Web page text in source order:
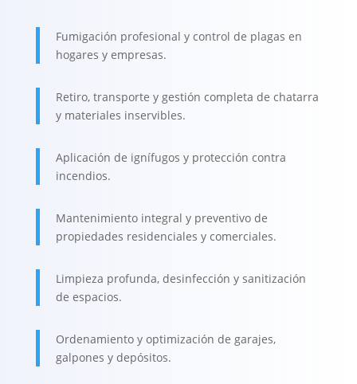
Fumigación profesional y control de plagas en
hogares y empresas.
Retiro, transporte y gestión completa de chatarra
y materiales inservibles.
Aplicación de ignífugos y protección contra
incendios.
Mantenimiento integral y preventivo de
propiedades residenciales y comerciales.
Limpieza profunda, desinfección y sanitización
de espacios.
Ordenamiento y optimización de garajes,
galpones y depósitos.